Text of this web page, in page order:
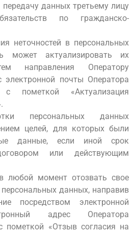
передачу данных третьему лицу
по гражданско-
неточностей в персональных
может актуализировать их
направления Оператору
электронной почты Оператора
с пометкой «Актуализация
персональных данных
целей, для которых были
данные, если иной срок
или действующим
любой момент отозвать свое
персональных данных, направив
посредством электронной
адрес Оператора
пометкой «Отзыв согласия на